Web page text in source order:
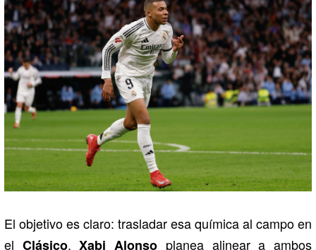
El objetivo es claro: trasladar esa química al campo en
el Clásico.Xabi Alonso planea alinear a ambos